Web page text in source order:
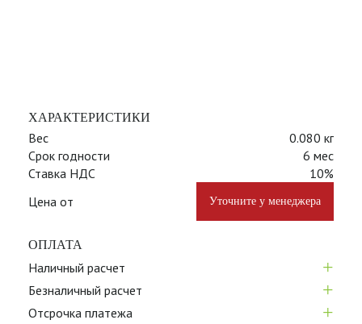
ХАРАКТЕРИСТИКИ
Вес
0.080 кг
Срок годности
6 мес
Ставка НДС
10%
Цена от
Уточните у менеджера
ОПЛАТА
Наличный расчет +
Безналичный расчет +
Отсрочка платежа +